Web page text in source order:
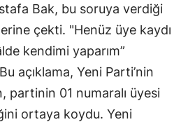
Bak, bu soruya verdiği
çekti. "Henüz üye kaydı
kendimi yaparım”
açıklama, Yeni Parti’nin
partinin 01 numaralı üyesi
ortaya koydu. Yeni